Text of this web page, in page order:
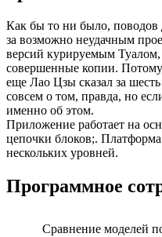
Как бы то ни было, поводов
за возможно неудачным
версий курируемым Туалом,
совершенные копии.
еще Лао Цзы сказал за
совсем о том, правда, но
именно об этом.
Приложение работает на
цепочки блоков;.
нескольких уровней.
Программное
Сравнение моделей